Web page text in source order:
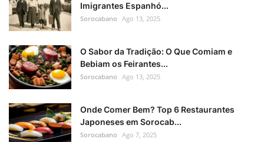
Imigrantes Espanhó...
Sorocabano Ago 13, 2025
O Sabor da Tradição: O Que Comiam e
Bebiam os Feirantes...
Sorocabano Ago 13, 2025
Onde Comer Bem? Top 6 Restaurantes
Japoneses em Sorocab...
Sorocabano Ago 7, 2025